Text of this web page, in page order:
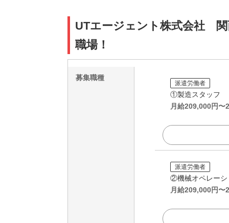
UTエージェント株式会社 関
職場！
募集職種
派遣労働者
①製造スタッフ
月給209,000円〜
派遣労働者
②機械オペレーシ
月給209,000円〜